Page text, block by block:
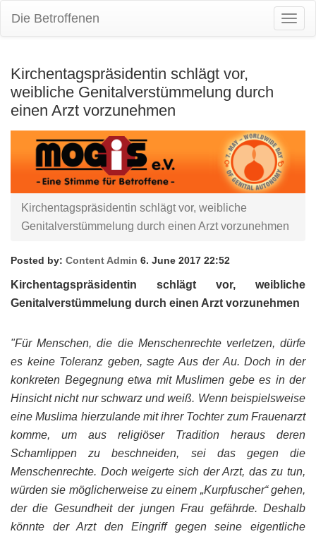
Die Betroffenen
Kirchentagspräsidentin schlägt vor,
weibliche Genitalverstümmelung durch
einen Arzt vorzunehmen
Kirchentagspräsidentin schlägt vor, weibliche
Genitalverstümmelung durch einen Arzt vorzunehmen
Posted by: Content Admin 6. June 2017 22:52
Kirchentagspräsidentin schlägt vor, weibliche
Genitalverstümmelung durch einen Arzt vorzunehmen
"Für Menschen, die die Menschenrechte verletzen, dürfe
es keine Toleranz geben, sagte Aus der Au. Doch in der
konkreten Begegnung etwa mit Muslimen gebe es in der
Hinsicht nicht nur schwarz und weiß. Wenn beispielsweise
eine Muslima hierzulande mit ihrer Tochter zum Frauenarzt
komme, um aus religiöser Tradition heraus deren
Schamlippen zu beschneiden, sei das gegen die
Menschenrechte. Doch weigerte sich der Arzt, das zu tun,
würden sie möglicherweise zu einem „Kurpfuscher“ gehen,
der die Gesundheit der jungen Frau gefährde. Deshalb
könnte der Arzt den Eingriff gegen seine eigentliche